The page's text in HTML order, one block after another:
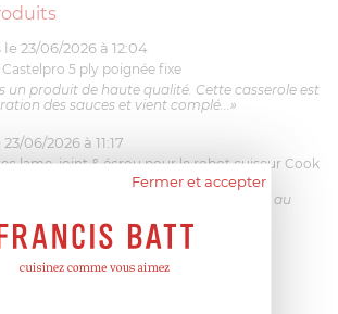
le 23/06/2026 à 12:04
5 ply poignée fixe
un produit de haute qualité. Cette casserole est
des sauces et vient complé...»
23/06/2026 à 11:17
lame, joint & écrou pour le robot cuiseur Cook
couteau Magimix. L'écrou est un peu dur au
livraison a été très rapide. ...»
à 09:43
11031/121/123/124
Fermer et accepter